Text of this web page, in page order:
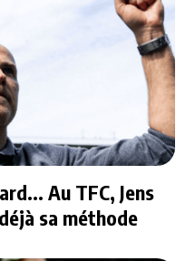
Au TFC, Jens
sa méthode